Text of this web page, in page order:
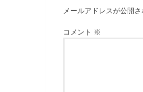
メールアドレスが公開
コメント ※